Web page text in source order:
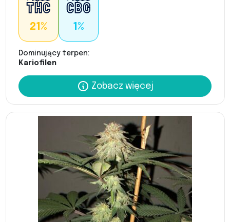
21% 1%
Dominujący terpen:
Kariofilen
Zobacz więcej